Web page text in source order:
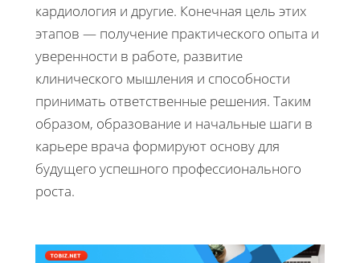
кардиология и другие. Конечная цель этих
этапов — получение практического опыта и
уверенности в работе, развитие
клинического мышления и способности
принимать ответственные решения. Таким
образом, образование и начальные шаги в
карьере врача формируют основу для
будущего успешного профессионального
роста.